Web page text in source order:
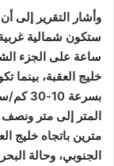
وأشار التقرير إلى
خليج العقبة، بينما
بسرعة
المتر إلى متر
مترين باتجاه خليج
الجنوبي، وحالة